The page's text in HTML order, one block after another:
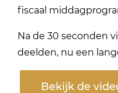
fiscaal
Na de 30 seconden
deelden, nu een
Bekijk de